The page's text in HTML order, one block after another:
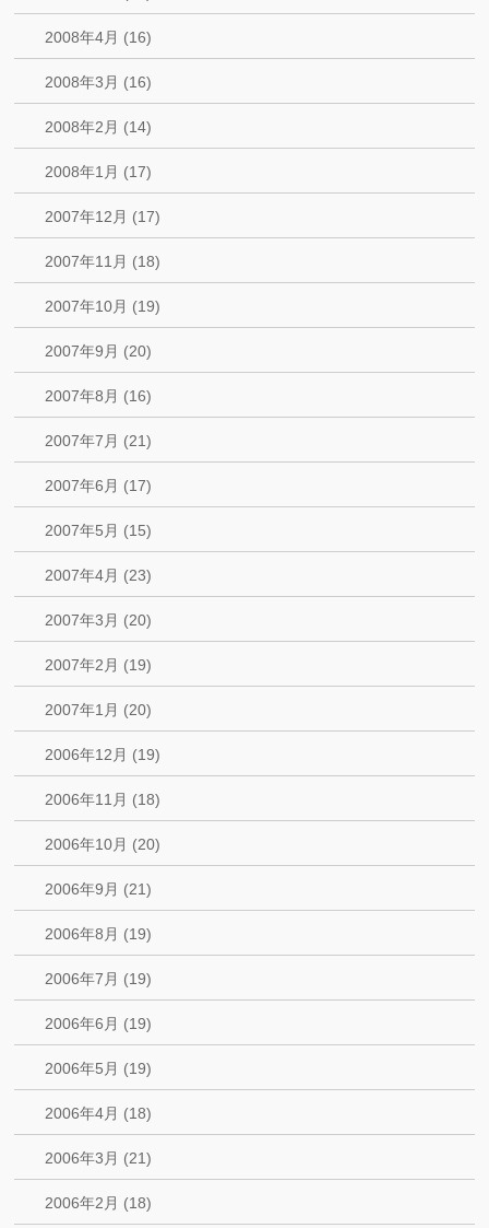
2008年4月 (16)
2008年3月 (16)
2008年2月 (14)
2008年1月 (17)
2007年12月 (17)
2007年11月 (18)
2007年10月 (19)
2007年9月 (20)
2007年8月 (16)
2007年7月 (21)
2007年6月 (17)
2007年5月 (15)
2007年4月 (23)
2007年3月 (20)
2007年2月 (19)
2007年1月 (20)
2006年12月 (19)
2006年11月 (18)
2006年10月 (20)
2006年9月 (21)
2006年8月 (19)
2006年7月 (19)
2006年6月 (19)
2006年5月 (19)
2006年4月 (18)
2006年3月 (21)
2006年2月 (18)